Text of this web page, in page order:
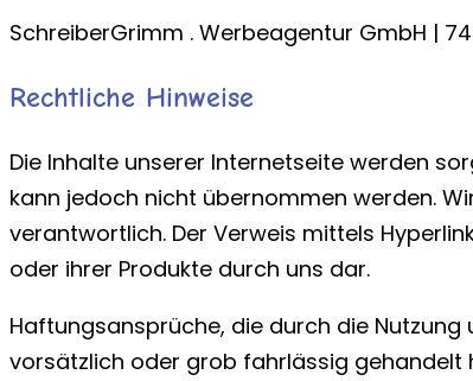
SchreiberGrimm . Werbeagentur GmbH |
Rechtliche Hinweise
Die Inhalte unserer Internetseite werden
kann jedoch nicht übernommen werden.
verantwortlich. Der Verweis mittels
oder ihrer Produkte durch uns dar.
Haftungsansprüche, die durch die
vorsätzlich oder grob fahrlässig gehandelt